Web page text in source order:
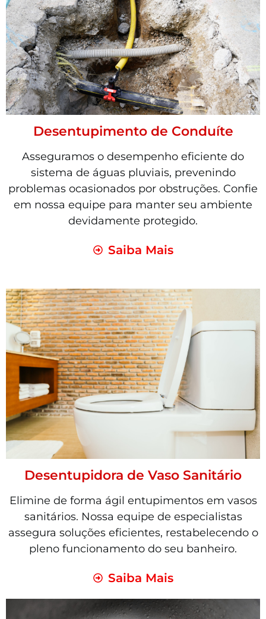
Desentupimento de Conduíte
Asseguramos o desempenho eficiente do
sistema de águas pluviais, prevenindo
problemas ocasionados por obstruções. Confie
em nossa equipe para manter seu ambiente
devidamente protegido.
Saiba Mais
Desentupidora de Vaso Sanitário
Elimine de forma ágil entupimentos em vasos
sanitários. Nossa equipe de especialistas
assegura soluções eficientes, restabelecendo o
pleno funcionamento do seu banheiro.
Saiba Mais